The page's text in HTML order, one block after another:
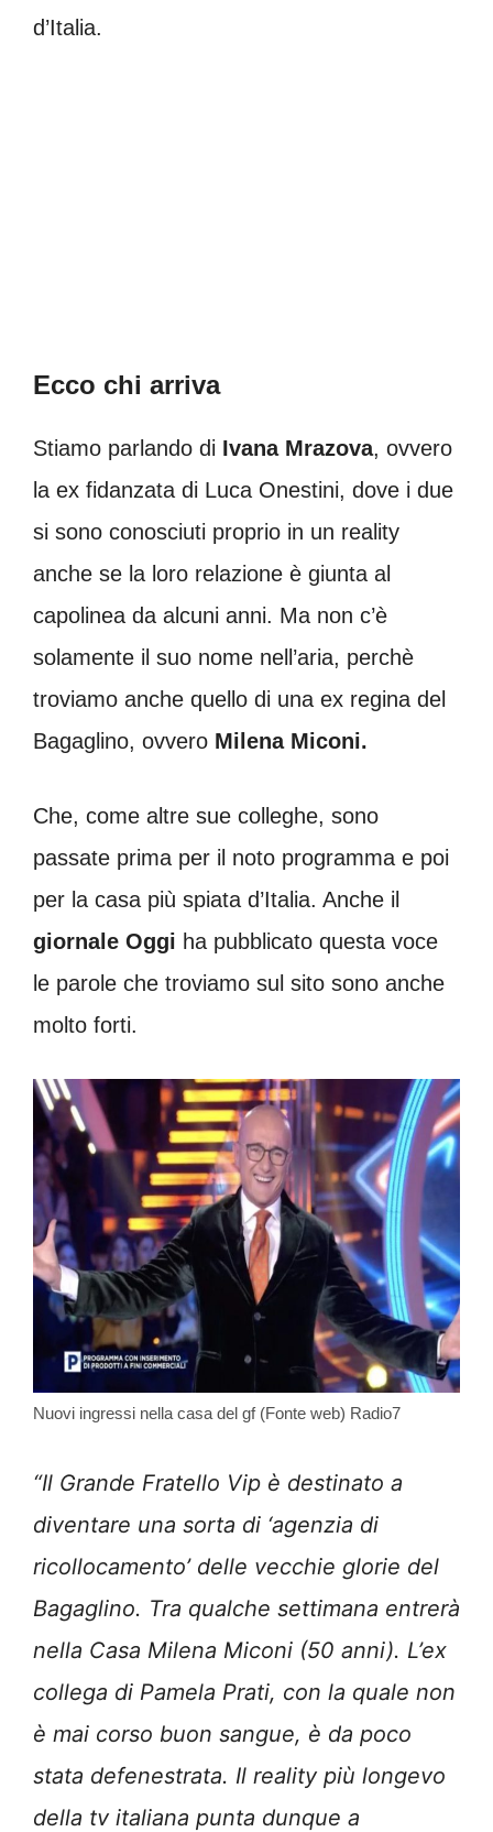
d’Italia.
Ecco chi arriva
Stiamo parlando di Ivana Mrazova, ovvero
la ex fidanzata di Luca Onestini, dove i due
si sono conosciuti proprio in un reality
anche se la loro relazione è giunta al
capolinea da alcuni anni. Ma non c’è
solamente il suo nome nell’aria, perchè
troviamo anche quello di una ex regina del
Bagaglino, ovvero Milena Miconi.
Che, come altre sue colleghe, sono
passate prima per il noto programma e poi
per la casa più spiata d’Italia. Anche il
giornale Oggi ha pubblicato questa voce
le parole che troviamo sul sito sono anche
molto forti.
Nuovi ingressi nella casa del gf (Fonte web) Radio7
“Il Grande Fratello Vip è destinato a
diventare una sorta di ‘agenzia di
ricollocamento’ delle vecchie glorie del
Bagaglino. Tra qualche settimana entrerà
nella Casa Milena Miconi (50 anni). L’ex
collega di Pamela Prati, con la quale non
è mai corso buon sangue, è da poco
stata defenestrata. Il reality più longevo
della tv italiana punta dunque a